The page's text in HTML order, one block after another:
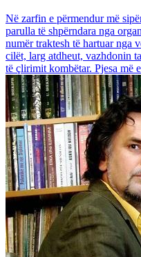
Në zarfin e përmendur më
parulla të shpërndara nga
numër traktesh të hartuar nga
cilët, larg atdheut, vazhdonin
të çlirimit kombëtar. Pjesa më